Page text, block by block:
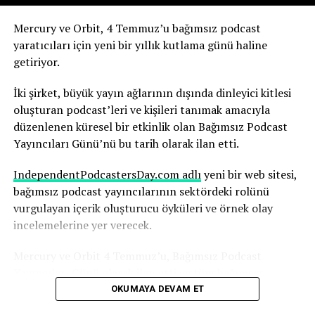
Yapay zekanın olası sonuçlarını şimdiden nasıl
değerlendirdiğini anlatıyor.
Robbins, yapay zekanın, yıllarca çalışmayı öğrendiği
medya ortamının temelini yeniden şekillendirdiğinin
farkında. Ve bu sürecin hızı dikkat gerektiriyor.
“Yapay zekadaki değişim hızını ve yapay zekanın şu anda
basında nasıl yankı uyandırdığını anlamak herkes için
çok önemli; yaşananlar büyüleyici” diyen Robbins,
şunları söyledi:
“Nice’te uçaktan indim ve Today Show’dan arkadaşım
Huda ile karşılaştım. Uzun uzun sohbet ettik. İkimizin
bir makale yazdı. Bu, bana göre, içinde bulunduğunuz
ekosistemi düşünmeniz ve kendinize, suyun çalkalandığı
Mercury ve Orbit, 4 Temmuz’u bağımsız podcast
yaratıcıları için yeni bir yıllık kutlama günü haline
getiriyor.
İki şirket, büyük yayın ağlarının dışında dinleyici kitlesi
oluşturan podcast’leri ve kişileri tanımak amacıyla
düzenlenen küresel bir etkinlik olan Bağımsız Podcast
Yayıncıları Günü’nü bu tarih olarak ilan etti.
IndependentPodcastersDay.com adlıyeni bir web sitesi,
bağımsız podcast yayıncılarının sektördeki rolünü
vurgulayan içerik oluşturucu öyküleri ve örnek olay
incelemelerine yer verecek.
podcast yayıncılarını bu günü desteklemeye çağırdı.
OKUMAYA DEVAM ET